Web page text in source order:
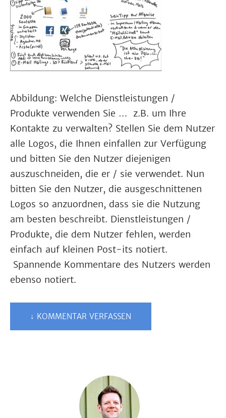
Abbildung: Welche Dienstleistungen /
Produkte verwenden Sie … z.B. um Ihre
Kontakte zu verwalten? Stellen Sie dem Nutzer
alle Logos, die Ihnen einfallen zur Verfügung
und bitten Sie den Nutzer diejenigen
auszuschneiden, die er / sie verwendet. Nun
bitten Sie den Nutzer, die ausgeschnittenen
Logos so anzuordnen, dass sie die Nutzung
am besten beschreibt. Dienstleistungen /
Produkte, die dem Nutzer fehlen, werden
einfach auf kleinen Post-its notiert.
Spannende Kommentare des Nutzers werden
ebenso notiert.
↓ KOMMENTAR VERFASSEN